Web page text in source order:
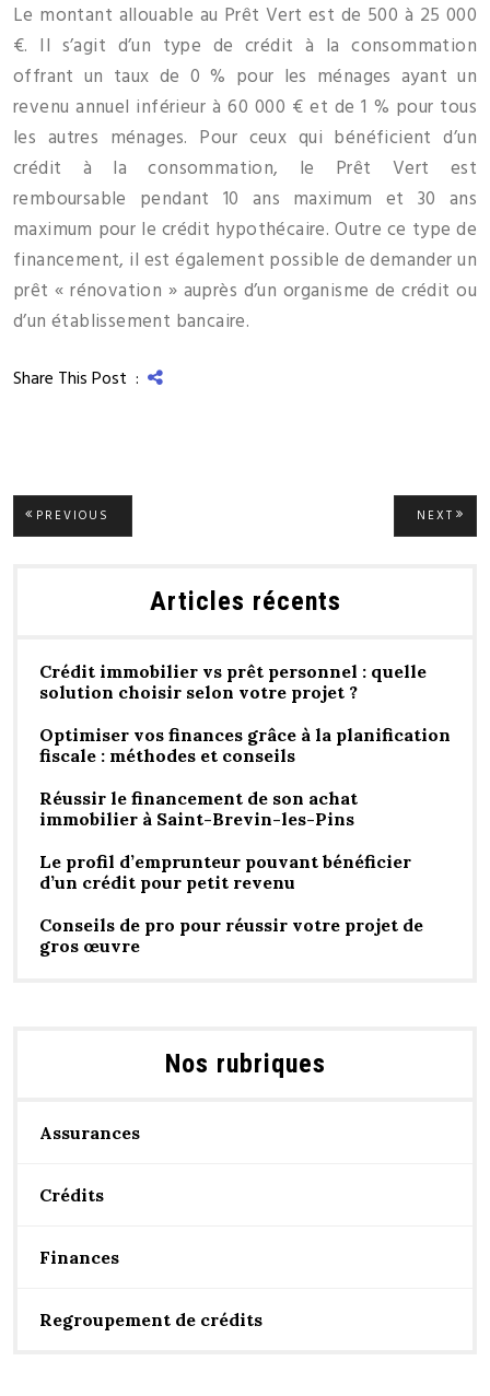
Le montant allouable au Prêt Vert est de 500 à 25 000
€. Il s’agit d’un type de crédit à la consommation
offrant un taux de 0 % pour les ménages ayant un
revenu annuel inférieur à 60 000 € et de 1 % pour tous
les autres ménages. Pour ceux qui bénéficient d’un
crédit à la consommation, le Prêt Vert est
remboursable pendant 10 ans maximum et 30 ans
maximum pour le crédit hypothécaire. Outre ce type de
financement, il est également possible de demander un
prêt « rénovation » auprès d’un organisme de crédit ou
d’un établissement bancaire.
Share This Post :
Navigation
PREVIOUS
POST:
NEXT NEXT
Articles récents
Crédit immobilier vs prêt personnel : quelle
solution choisir selon votre projet ?
Optimiser vos finances grâce à la planification
fiscale : méthodes et conseils
Réussir le financement de son achat
immobilier à Saint-Brevin-les-Pins
Le profil d’emprunteur pouvant bénéficier
d’un crédit pour petit revenu
Conseils de pro pour réussir votre projet de
gros œuvre
Nos rubriques
Assurances
Crédits
Finances
Regroupement de crédits